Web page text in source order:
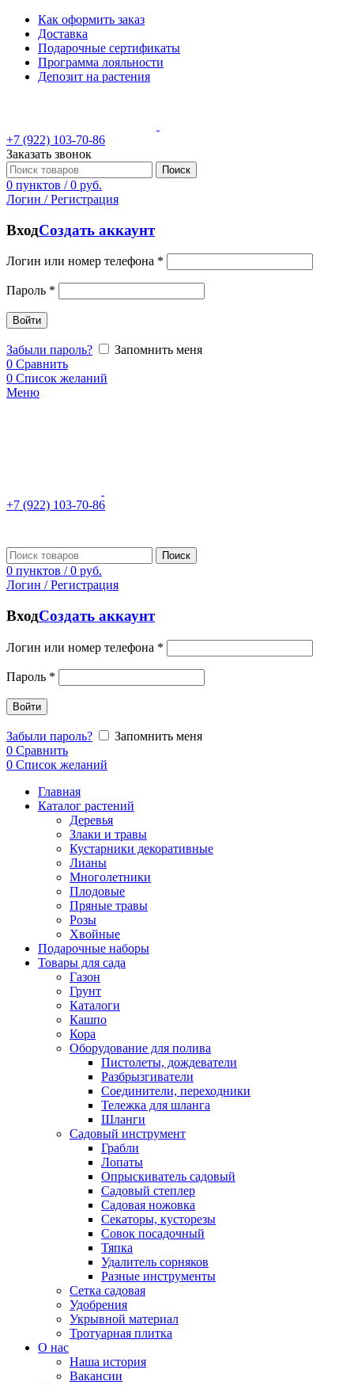
Как оформить заказ
Доставка
Подарочные сертификаты
Программа лояльности
Депозит на растения
+7 (922) 103-70-86
Заказать звонок
Поиск
0 пунктов / 0 руб.
Логин / Регистрация
ВходСоздать аккаунт
Логин или номер телефона *
Пароль *
Войти
Забыли пароль?
Запомнить меня
0 Сравнить
0 Список желаний
Меню
+7 (922) 103-70-86
Поиск
0 пунктов / 0 руб.
Логин / Регистрация
ВходСоздать аккаунт
Логин или номер телефона *
Пароль *
Войти
Забыли пароль?
Запомнить меня
0 Сравнить
0 Список желаний
Главная
Каталог растений
Деревья
Злаки и травы
Кустарники декоративные
Лианы
Многолетники
Плодовые
Пряные травы
Розы
Хвойные
Подарочные наборы
Товары для сада
Газон
Грунт
Каталоги
Кашпо
Кора
Оборудование для полива
Пистолеты, дождеватели
Разбрызгиватели
Соединители, переходники
Тележка для шланга
Шланги
Садовый инструмент
Грабли
Лопаты
Опрыскиватель садовый
Садовый степлер
Садовая ножовка
Секаторы, кусторезы
Совок посадочный
Тяпка
Удалитель сорняков
Разные инструменты
Сетка садовая
Удобрения
Укрывной материал
Тротуарная плитка
О нас
Наша история
Вакансии